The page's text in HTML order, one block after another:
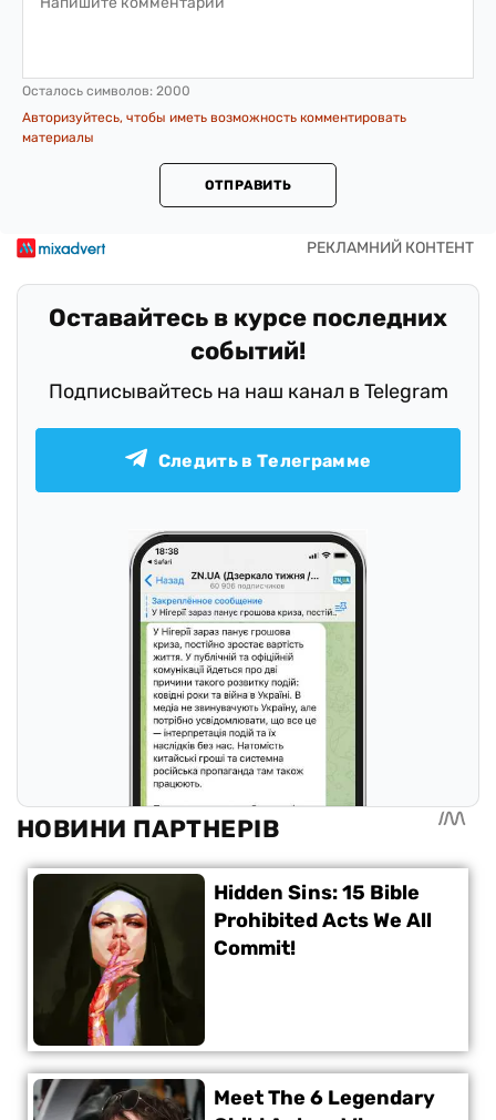
Осталось символов: 2000
Авторизуйтесь, чтобы иметь возможность комментировать
материалы
ОТПРАВИТЬ
Оставайтесь в курсе последних
событий!
Подписывайтесь на наш канал в Telegram
Следить в Телеграмме